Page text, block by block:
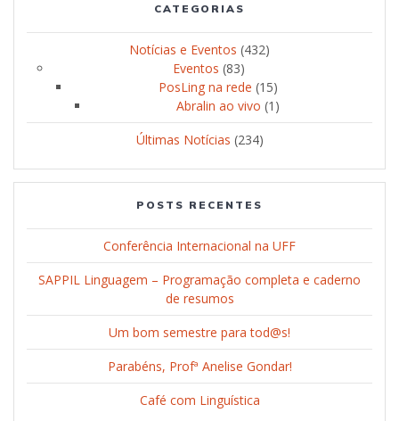
CATEGORIAS
Notícias e Eventos (432)
Eventos (83)
PosLing na rede (15)
Abralin ao vivo (1)
Últimas Notícias (234)
POSTS RECENTES
Conferência Internacional na UFF
SAPPIL Linguagem – Programação completa e caderno
de resumos
Um bom semestre para tod@s!
Parabéns, Profª Anelise Gondar!
Café com Linguística